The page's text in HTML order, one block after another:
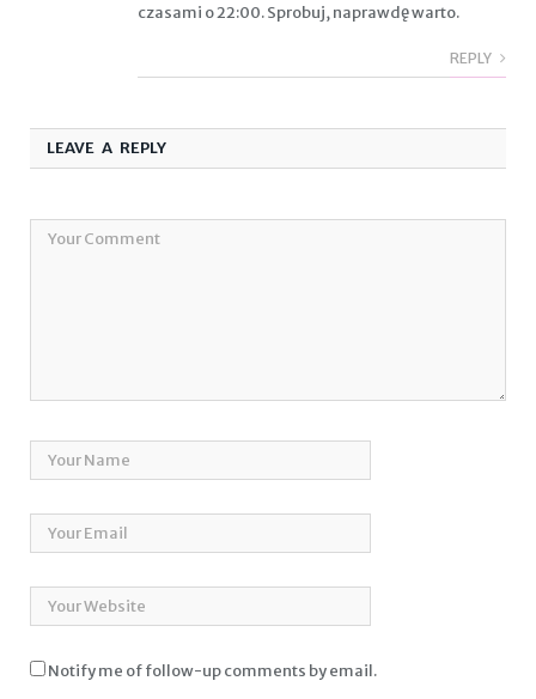
czasami o 22:00. Sprobuj, naprawdę warto.
REPLY
LEAVE A REPLY
Notify me of follow-up comments by email.